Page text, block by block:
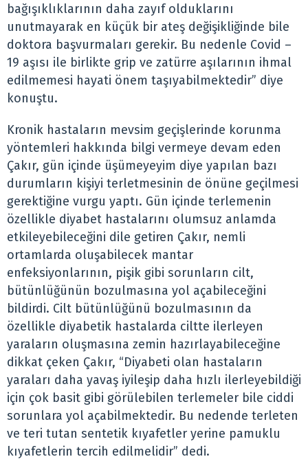
bağışıklıklarının daha zayıf olduklarını
unutmayarak en küçük bir ateş değişikliğinde bile
doktora başvurmaları gerekir. Bu nedenle Covid –
19 aşısı ile birlikte grip ve zatürre aşılarının ihmal
edilmemesi hayati önem taşıyabilmektedir” diye
konuştu.
Kronik hastaların mevsim geçişlerinde korunma
yöntemleri hakkında bilgi vermeye devam eden
Çakır, gün içinde üşümeyeyim diye yapılan bazı
durumların kişiyi terletmesinin de önüne geçilmesi
gerektiğine vurgu yaptı. Gün içinde terlemenin
özellikle diyabet hastalarını olumsuz anlamda
etkileyebileceğini dile getiren Çakır, nemli
ortamlarda oluşabilecek mantar
enfeksiyonlarının, pişik gibi sorunların cilt,
bütünlüğünün bozulmasına yol açabileceğini
bildirdi. Cilt bütünlüğünü bozulmasının da
özellikle diyabetik hastalarda ciltte ilerleyen
yaraların oluşmasına zemin hazırlayabileceğine
dikkat çeken Çakır, “Diyabeti olan hastaların
yaraları daha yavaş iyileşip daha hızlı ilerleyebildiği
için çok basit gibi görülebilen terlemeler bile ciddi
sorunlara yol açabilmektedir. Bu nedende terleten
ve teri tutan sentetik kıyafetler yerine pamuklu
kıyafetlerin tercih edilmelidir” dedi.